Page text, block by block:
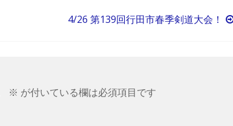
4/26 第139回行田市春季剣道大会！
※ が付いている欄は必須項目です